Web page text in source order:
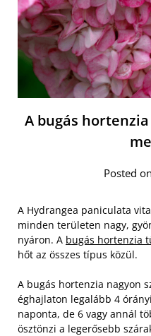
A bugás
Posted
A Hydrangea paniculata
minden területen nagy,
nyáron. A bugás hortenzia
hőt az összes típus közül.
A bugás hortenzia nagyon
éghajlaton legalább 4
naponta, de 6 vagy annál
ösztönzi a legerősebb